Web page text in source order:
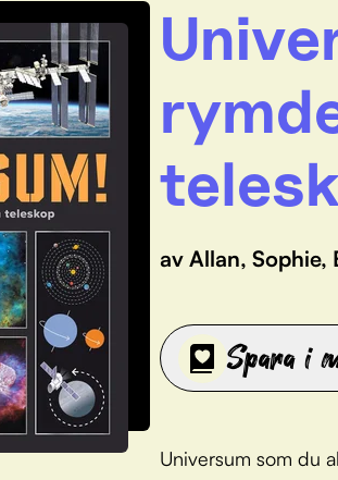
av Allan, Sophie,
Spara i
Universum som du